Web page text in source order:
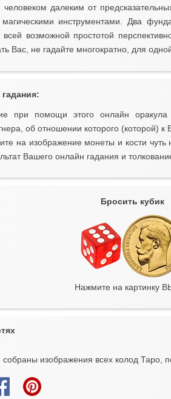
человеком далеким от
магическими инструментами. Два
всей возможной простотой
Вас, не гадайте многократно, для
при помощи этого онлайн
об отношении которого (которой)
на изображение монеты и кости
Вашего онлайн гадания и
Бросить кубик
Нажмите на картинку
собраны изображения всех колод Таро,